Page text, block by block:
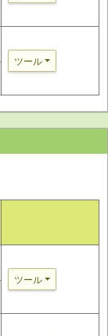
ツール
ツール